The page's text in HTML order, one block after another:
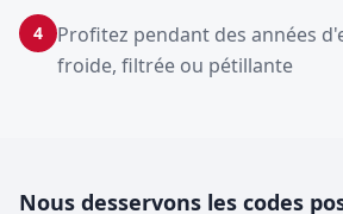
4
Profitez pendant des années
froide, filtrée ou pétillante
Nous desservons les codes